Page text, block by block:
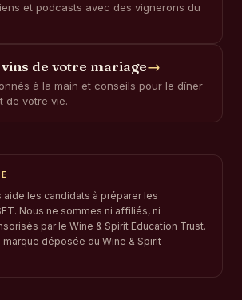
et podcasts avec des vignerons du
de votre mariage→
à la main et conseils pour le dîner
de votre vie.
aide les candidats à préparer les
Nous ne sommes ni affiliés, ni
par le Wine & Spirit Education Trust.
marque déposée du Wine & Spirit